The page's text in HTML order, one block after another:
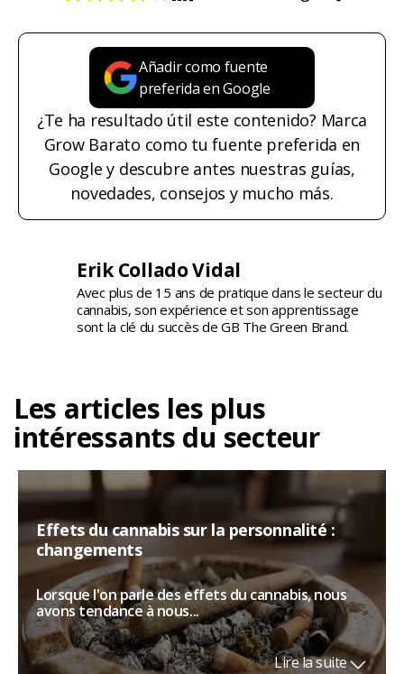
Añadir como fuente
preferida en Google
¿Te ha resultado útil este contenido? Marca
Grow Barato como tu fuente preferida en
Google y descubre antes nuestras guías,
novedades, consejos y mucho más.
Erik Collado Vidal
Avec plus de 15 ans de pratique dans le secteur du
cannabis, son expérience et son apprentissage
sont la clé du succès de GB The Green Brand.
Les articles les plus
intéressants du secteur
Effets du cannabis sur la personnalité :
changements
Lorsque l'on parle des effets du cannabis, nous
avons tendance à nous...
Lire la suite